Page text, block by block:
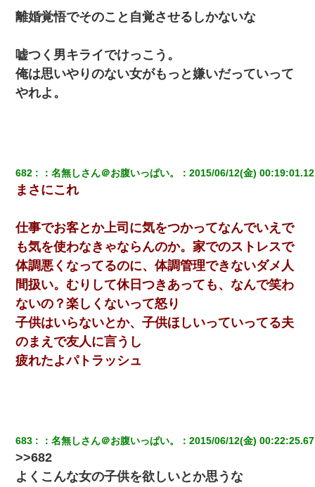
離婚覚悟でそのこと自覚させるしかないな
嘘つく男キライでけっこう。
俺は思いやりのない女がもっと嫌いだっていって
やれよ。
682 ：名無しさん＠お腹いっぱい。 ：2015/06/12(金)
まさにこれ
仕事でお客とか上司に気をつかってなんでいえで
も気を使わなきゃならんのか。家でのストレスで
体調悪くなってるのに、体調管理できないダメ人
間扱い。むりして休日つきあっても、なんで笑わ
ないの？楽しくないって怒り
子供はいらないとか、子供ほしいっていってる夫
のまえで友人に言うし
疲れたよパトラッシュ
683 ：名無しさん＠お腹いっぱい。 ：2015/06/12(金)
>>682
よくこんな女の子供を欲しいとか思うな